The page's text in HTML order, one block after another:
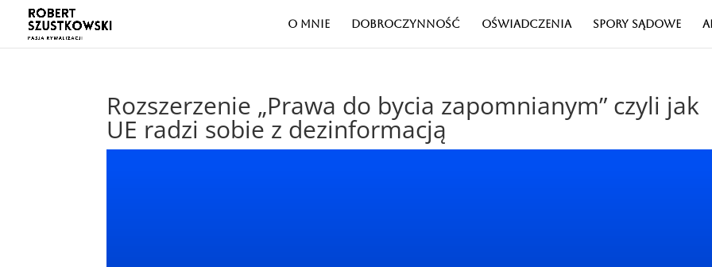
O MNIE DOBROCZYNNOŚĆ OŚWIADCZENIA SPORY SĄDOWE
Rozszerzenie „Prawa do bycia zapomnianym” czyli jak
UE radzi sobie z dezinformacją